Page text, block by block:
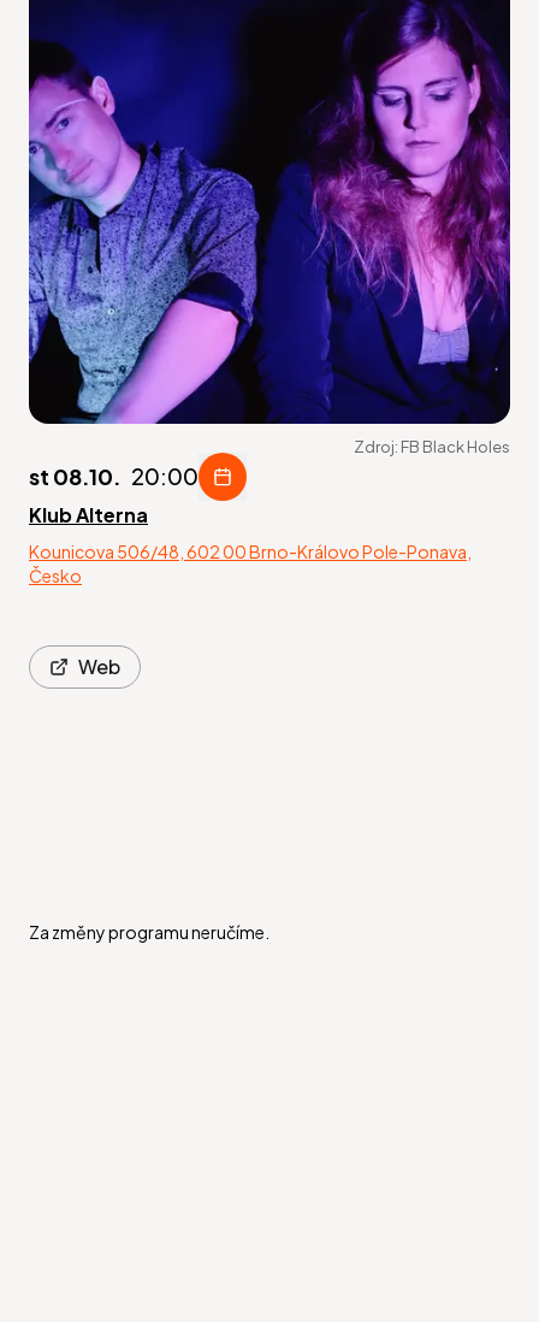
Zdroj: FB Black Holes
st 08.10. 20:00
Klub Alterna
Kounicova 506/48, 602 00 Brno-Královo Pole-Ponava,
Česko
Web
Za změny programu neručíme.